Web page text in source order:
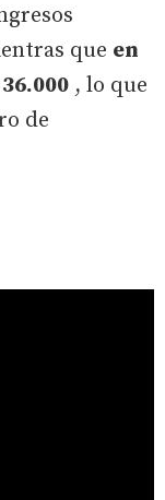
que en
, lo que
de